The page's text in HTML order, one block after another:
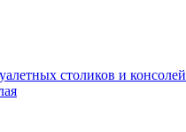
столиков и консолей